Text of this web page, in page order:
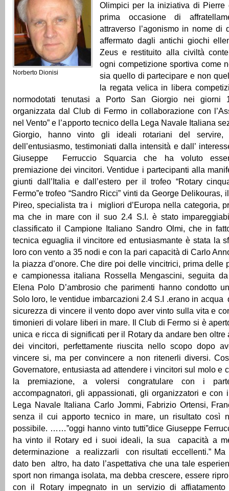
Norberto Dionisi
Olimpici per la iniziativa di Pierre
prima occasione di
attraverso l’agonismo in nome
affermato dagli antichi giochi
Zeus e restituito alla civiltà
ogni competizione sportiva come
sia quello di partecipare e non
la regata velica in libera
normodotati tenutasi a Porto San Giorgio nei
organizzata dal Club di Fermo in collaborazione con
nel Vento” e l’apporto tecnico della Lega Navale Italiana
Giorgio, hanno vinto gli ideali rotariani del servire,
dell’entusiasmo, testimoniati dalla intensità e dall’
Giuseppe Ferruccio Squarcia che ha voluto
premiazione dei vincitori. Ventidue i partecipanti alla
giunti dall’Italia e dall’estero per il trofeo “Rotary
Fermo”e trofeo “Sandro Ricci” vinti da George Delikouras,
Pireo, specialista tra i migliori d’Europa nella categoria,
ma che in mare con il suo 2.4 S.I. è stato
classificato il Campione Italiano Sandro Olmi, che in
tecnica eguaglia il vincitore ed entusiasmante è stata la
loro con vento a 35 nodi e con la pari capacità di Carlo
la piazza d’onore. Che dire poi delle vincitrici, prima delle
e campionessa italiana Rossella Mengascini, seguita
Elena Polo D’ambrosio che parimenti hanno condotto
Solo loro, le ventidue imbarcazioni 2.4 S.I .erano in
sicurezza di vincere il vento dopo aver vinto sulla vita e
timonieri di volare liberi in mare. Il Club di Fermo si è
unica e ricca di significati per il Rotary da andare ben oltre
dei vincitori, perfettamente riuscita nello scopo dopo
vincere si, ma per convincere a non ritenerli diversi.
Governatore, entusiasta ad attendere i vincitori sul molo e
la premiazione, a volersi congratulare con i
accompagnatori, gli appassionati, gli organizzatori e con
Lega Navale Italiana Carlo Jommi, Fabrizio Ortensi,
senza il cui apporto tecnico in mare, un risultato così
possibile. ……”oggi hanno vinto tutti”dice Giuseppe
ha vinto il Rotary ed i suoi ideali, la sua capacità a
determinazione a realizzarli con risultati eccellenti.” Ma
dato ben altro, ha dato l’aspettativa che una tale
sport non rimanga isolata, ma debba crescere, essere
con il Rotary impegnato in un servizio di